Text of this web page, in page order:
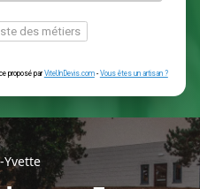
simple prise
sais pas encore
Autre